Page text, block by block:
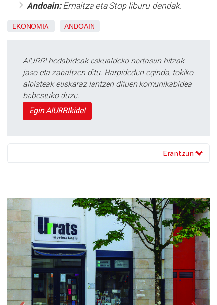
Andoain: Ernaitza eta Stop liburu-dendak.
EKONOMIA ANDOAIN
AIURRI hedabideak eskualdeko nortasun hitzak
jaso eta zabaltzen ditu. Harpidedun eginda, tokiko
albisteak euskaraz lantzen dituen komunikabidea
babestuko duzu.
Egin AIURRIkide!
Erantzun